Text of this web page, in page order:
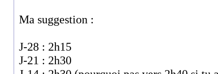
Ma suggestion :
J-28 : 2h15
J-21 : 2h30